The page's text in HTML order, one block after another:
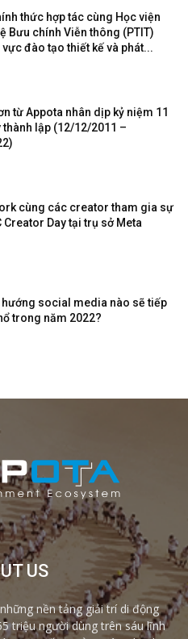
thức hợp tác cùng Học viện
Bưu chính Viễn thông (PTIT)
đào tạo thiết kế và phát...
từ Appota nhân dịp kỷ niệm 11
thành lập (12/12/2011 –
cùng các creator tham gia sự
Creator Day tại trụ sở Meta
hướng social media nào sẽ tiếp
trong năm 2022?
US
nền tảng giải trí di động
triệu người dùng trên sáu lĩnh